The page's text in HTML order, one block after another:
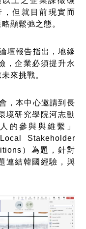
但就目前現實而
顯鬆弛之態。
報告指出，地緣
，企業必須提升永
來挑戰。
本中心邀請到長
境研究學院河志勳
的參與與維繫」
Stakeholder
）為題，針對
連結韓國經驗，與